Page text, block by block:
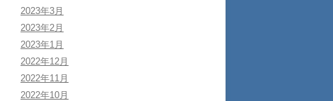
2023年3月
2023年2月
2023年1月
2022年12月
2022年11月
2022年10月